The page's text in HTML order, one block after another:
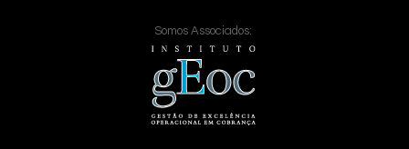
Somos Associados: